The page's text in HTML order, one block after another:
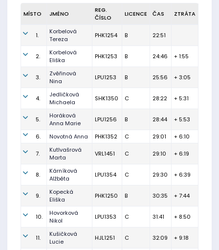
MÍSTO JMÉNO
REG.
ČÍSLO
LICENCE ČAS ZTRÁTA
1.
Korbelová
Tereza
PHK1254 B 22:51
2.
Korbelová
Eliška
PHK1253 B 24:46 + 1:55
3.
Zvěřinová
Nina
LPU1253 B 25:56 + 3:05
4.
Jedličková
Michaela
SHK1350 C 28:22 + 5:31
5.
Horáková
Anna Marie
LPU1256 B 28:44 + 5:53
6. Novotná Anna PHK1352 C 29:01 + 6:10
7.
Kutlvašrová
Marta
VRL1451 C 29:10 + 6:19
8.
Kárníková
Alžběta
LPU1354 C 29:30 + 6:39
9.
Kopecká
Eliška
PHK1250 B 30:35 + 7:44
10.
Hovorková
Nikol
LPU1353 C 31:41 + 8:50
11.
Kušičková
Lucie
HJL1251 C 32:09 + 9:18